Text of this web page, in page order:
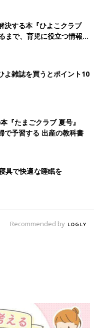
決する本『ひよこクラブ
で、育児に役立つ情報が
よ雑誌を買うとポイント10
『たまごクラブ 夏号』
で予習する 出産の教科書
具で快適な睡眠を
Recommended by